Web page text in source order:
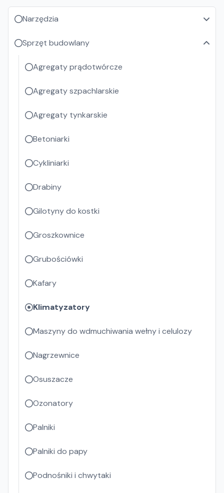
Narzędzia
Sprzęt budowlany
Agregaty prądotwórcze
Agregaty szpachlarskie
Agregaty tynkarskie
Betoniarki
Cykliniarki
Drabiny
Gilotyny do kostki
Groszkownice
Grubościówki
Kafary
Klimatyzatory
Maszyny do wdmuchiwania wełny i celulozy
Nagrzewnice
Osuszacze
Ozonatory
Palniki
Palniki do papy
Podnośniki i chwytaki